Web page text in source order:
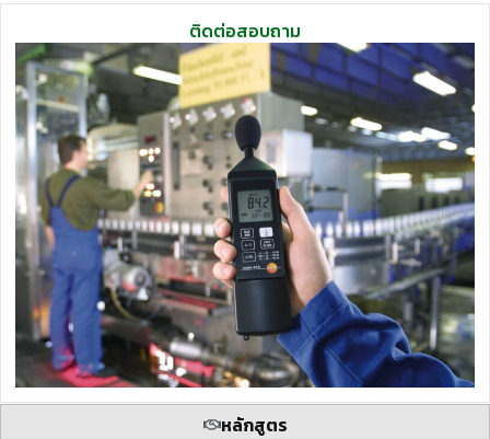
หลักสูตร
ติดต่อสอบถาม